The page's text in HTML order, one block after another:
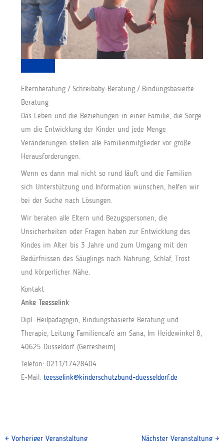
Elternberatung / Schreibaby-Beratung / Bindungsbasierte
Beratung
Das Leben und die Beziehungen in einer Familie, die Sorge
um die Entwicklung der Kinder und jede Menge
Veränderungen stellen alle Familienmitglieder vor große
Herausforderungen.
Wenn es dann mal nicht so rund läuft und die Familien
sich Unterstützung und Information wünschen, helfen wir
bei der Suche nach Lösungen.
Wir beraten alle Eltern und Bezugspersonen, die
Unsicherheiten oder Fragen haben zur Entwicklung des
Kindes im Alter bis 3 Jahre und zum Umgang mit den
Bedürfnissen des Säuglings nach Nahrung, Schlaf, Trost
und körperlicher Nähe.
Kontakt
Anke Teesselink
Dipl.-Heilpädagogin, Bindungsbasierte Beratung und
Therapie, Leitung Familiencafé am Sana, Im Heidewinkel 8,
40625 Düsseldorf (Gerresheim)
Telefon: 0211/17428404
E-Mail: teesselink@kinderschutzbund-duesseldorf.de
←Vorheriger Veranstaltung Nächster Veranstaltung →